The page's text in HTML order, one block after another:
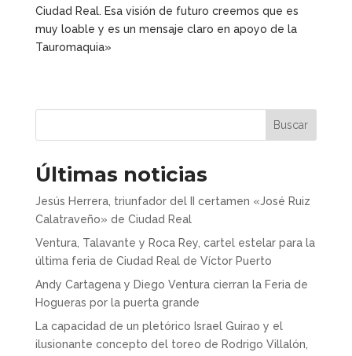
Ciudad Real. Esa visión de futuro creemos que es
muy loable y es un mensaje claro en apoyo de la
Tauromaquia»
Buscar
Últimas noticias
Jesús Herrera, triunfador del II certamen «José Ruiz
Calatraveño» de Ciudad Real
Ventura, Talavante y Roca Rey, cartel estelar para la
última feria de Ciudad Real de Víctor Puerto
Andy Cartagena y Diego Ventura cierran la Feria de
Hogueras por la puerta grande
La capacidad de un pletórico Israel Guirao y el
ilusionante concepto del toreo de Rodrigo Villalón,